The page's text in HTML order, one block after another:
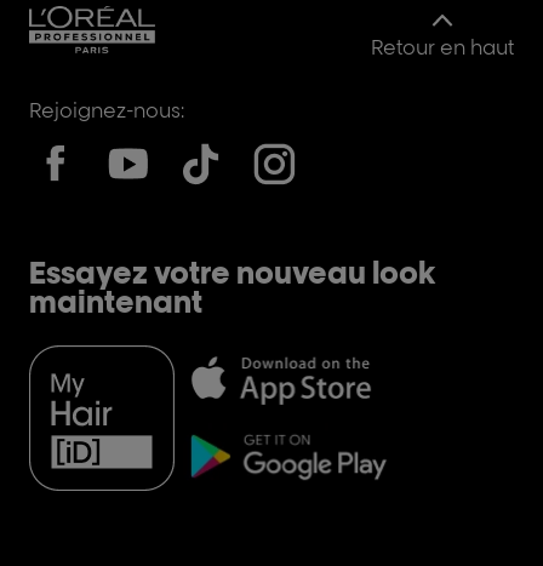
Retour en haut
Rejoignez-nous:
Essayez votre nouveau look
maintenant